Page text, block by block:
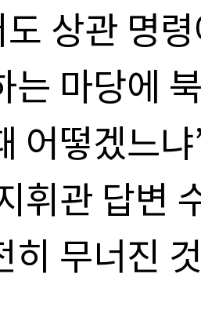
상관 명
는 마당에
어떻겠느
휘관 답변
히 무너진